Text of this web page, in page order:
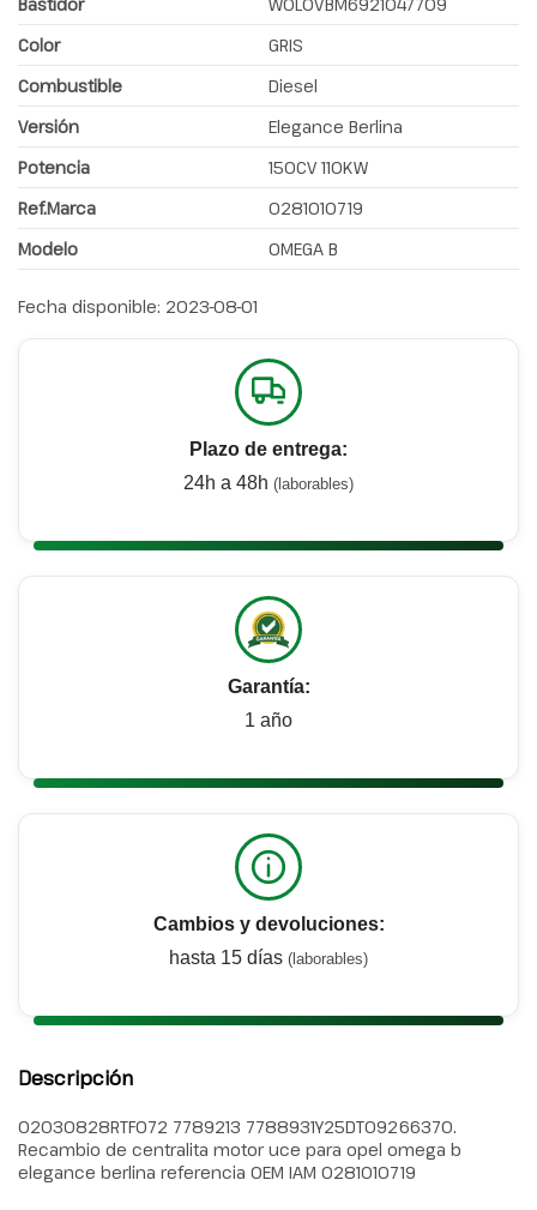
Color
GRIS
Combustible
Diesel
Versión
Elegance Berlina
Potencia
150CV 110KW
Ref.Marca
0281010719
Modelo
OMEGA B
Fecha disponible: 2023-08-01
Plazo de entrega:
24h a 48h (laborables)
Garantía:
1 año
Cambios y devoluciones:
hasta 15 días (laborables)
Descripción
02030828RTF072 7789213 7788931Y25DT09266370.
Recambio de centralita motor uce para opel omega b
elegance berlina referencia OEM IAM 0281010719